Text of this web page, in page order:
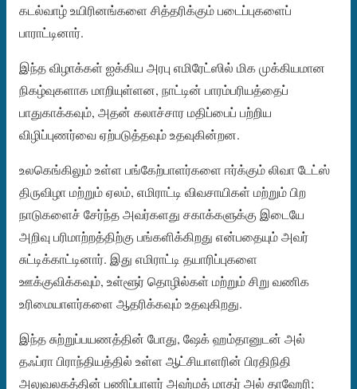
கடல்வாழ் உயிரினங்களை சித்தரிக்கும் படைப்புகளைப்
பாராட்டினார்.
இந்த விழாக்கள் ஐக்கிய அரபு எமிரேட்ஸில் மிக முக்கியமான
நிகழ்வுகளாக மாறியுள்ளன, நாட்டின் பாரம்பரியத்தைப்
பாதுகாக்கவும், அதன் கலாச்சார மதிப்பைப் பற்றிய
விழிப்புணர்வை ஏற்படுத்தவும் உதவுகின்றன.
உலகெங்கிலும் உள்ள பங்கேற்பாளர்களை ஈர்க்கும் லிவா டேட்ஸ்
திருவிழா மற்றும் ஏலம், எமிராட்டி விவசாயிகள் மற்றும் பிற
நாடுகளைச் சேர்ந்த அவர்களது சகாக்களுக்கு இடையே
அறிவு பரிமாற்றத்திற்கு பங்களிக்கிறது என்பதையும் அவர்
சுட்டிக்காட்டினார். இது எமிராட்டி தயாரிப்புகளை
ஊக்குவிக்கவும், உள்ளூர் தொழில்கள் மற்றும் சிறு வணிக
உரிமையாளர்களை ஆதரிக்கவும் உதவுகிறது.
இந்த சுற்றுப்பயணத்தின் போது, ​​ஷேக் ஹம்தானுடன் அல்
தஃப்ரா பிராந்தியத்தில் உள்ள ஆட்சியாளரின் பிரதிநிதி
அலுவலகத்தின் பணிப்பாளர் அஹ்மத் மாதர் அல் தாஹேரி;